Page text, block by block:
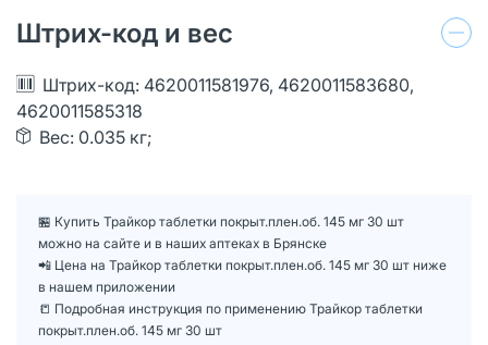
Штрих-код и вес
Штрих-код: 4620011581976, 4620011583680,
4620011585318
Вес: 0.035 кг;
🏪 Купить Трайкор таблетки покрыт.плен.об. 145 мг 30 шт
можно на сайте и в наших аптеках в Брянске
📲 Цена на Трайкор таблетки покрыт.плен.об. 145 мг 30 шт ниже
в нашем приложении
📒 Подробная инструкция по применению Трайкор таблетки
покрыт.плен.об. 145 мг 30 шт